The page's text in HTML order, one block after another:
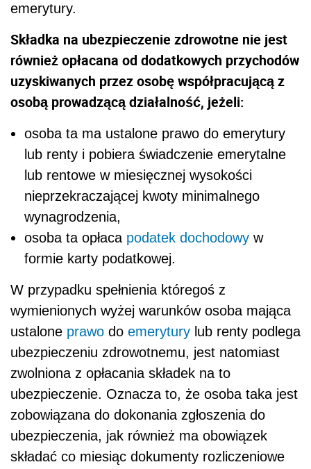
emerytury.
Składka na ubezpieczenie zdrowotne nie jest
również opłacana od dodatkowych przychodów
uzyskiwanych przez osobę współpracującą z
osobą prowadzącą działalność, jeżeli:
osoba ta ma ustalone prawo do emerytury
lub renty i pobiera świadczenie emerytalne
lub rentowe w miesięcznej wysokości
nieprzekraczającej kwoty minimalnego
wynagrodzenia,
osoba ta opłaca podatek dochodowy w
formie karty podatkowej.
W przypadku spełnienia któregoś z
wymienionych wyżej warunków osoba mająca
ustalone prawo do emerytury lub renty podlega
ubezpieczeniu zdrowotnemu, jest natomiast
zwolniona z opłacania składek na to
ubezpieczenie. Oznacza to, że osoba taka jest
zobowiązana do dokonania zgłoszenia do
ubezpieczenia, jak również ma obowiązek
składać co miesiąc dokumenty rozliczeniowe